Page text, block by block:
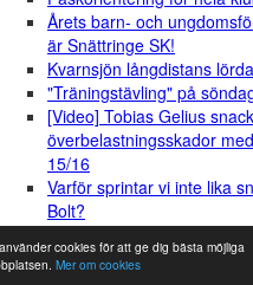
cookies för att ge dig bästa möjliga
Mer om cookies
Årets barn- och
är Snättringe SK!
Kvarnsjön långdistans
"Träningstävling" på
[Video] Tobias Gelius
överbelastningsskador
15/16
Varför sprintar vi inte lika
Bolt?
Lördagsträning 13:e Mars
för 13-16 åringar